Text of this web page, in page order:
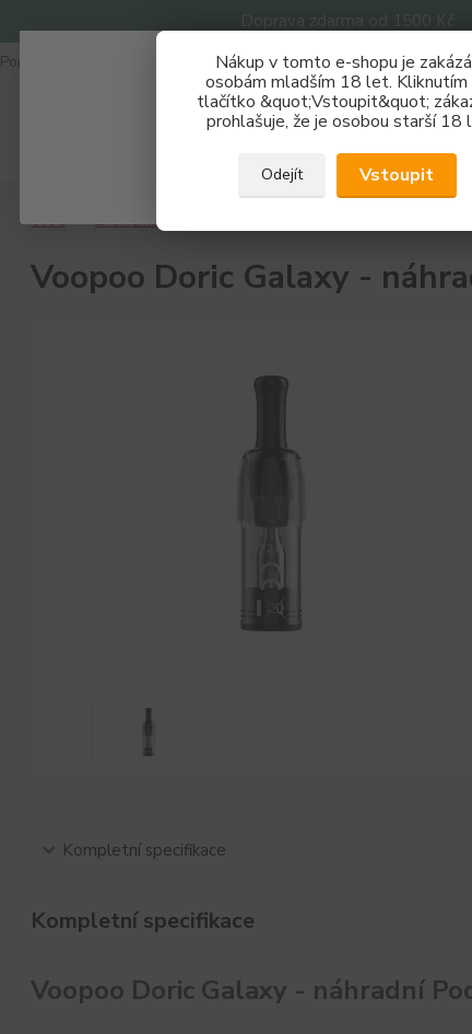
Doprava zdarma od 1500 Kč
Nákup v tomto e-shopu je
osobám mladším 18 let. Kliknutím
tlačítko &quot;Vstoupit&quot;
prohlašuje, že je osobou starší 18
Odejít Vstoupit
Poradna
Hledat
Úvod Žhavící hlavy Voopoo Doric Galaxy -
Voopoo Doric Galaxy -
Kompletní specifikace
Kompletní specifikace
Voopoo Doric Galaxy - náhradní
Získej slevu 3%
Zaregistruj se a nakupuj se slevou
REGISTRAČNÍ FORMULÁŘ
Zavřít